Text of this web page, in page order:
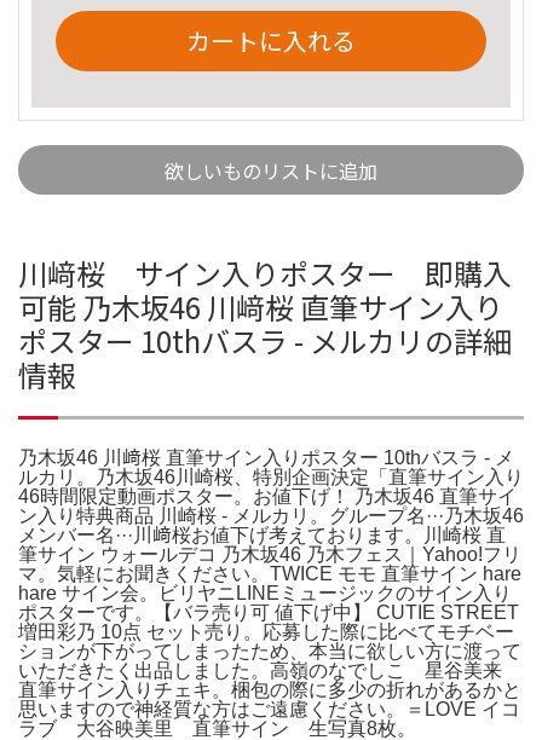
カートに入れる
欲しいものリストに追加
川﨑桜 サイン入りポスター 即購入
可能 乃木坂46 川﨑桜 直筆サイン入り
ポスター 10thバスラ - メルカリの詳細
情報
乃木坂46 川﨑桜 直筆サイン入りポスター 10thバスラ - メ
ルカリ。乃木坂46川崎桜、特別企画決定「直筆サイン入り
46時間限定動画ポスター。お値下げ！ 乃木坂46 直筆サイ
ン入り特典商品 川崎桜 - メルカリ。グループ名···乃木坂46
メンバー名···川﨑桜お値下げ考えております。川崎桜 直
筆サイン ウォールデコ 乃木坂46 乃木フェス｜Yahoo!フリ
マ。気軽にお聞きください。TWICE モモ 直筆サイン hare
hare サイン会。ビリヤニLINEミュージックのサイン入り
ポスターです。【バラ売り可 値下げ中】 CUTIE STREET
増田彩乃 10点 セット売り。応募した際に比べてモチベー
ションが下がってしまったため、本当に欲しい方に渡って
いただきたく出品しました。高嶺のなでしこ 星谷美来
直筆サイン入りチェキ。梱包の際に多少の折れがあるかと
思いますので神経質な方はご遠慮ください。＝LOVE イコ
ラブ 大谷映美里 直筆サイン 生写真8枚。